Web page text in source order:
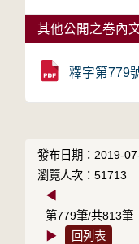
其他公開之卷內
釋字第779
發布日期：2019-
瀏覽人次：51713
◀
第779筆/共813筆
▶
回列表